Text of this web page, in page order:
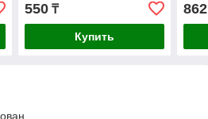
550₸
Купить
862